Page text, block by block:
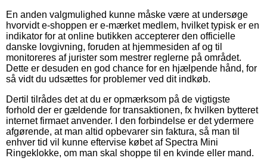
En anden valgmulighed kunne måske være at undersøge
hvorvidt e-shoppen er e-mærket medlem, hvilket typisk er en
indikator for at online butikken accepterer den officielle
danske lovgivning, foruden at hjemmesiden af og til
monitoreres af jurister som mestrer reglerne på området.
Dette er desuden en god chance for en hjælpende hånd, for
så vidt du udsættes for problemer ved dit indkøb.
Dertil tilrådes det at du er opmærksom på de vigtigste
forhold der er gældende for transaktionen, fx hvilken bytteret
internet firmaet anvender. I den forbindelse er det ydermere
afgørende, at man altid opbevarer sin faktura, så man til
enhver tid vil kunne eftervise købet af Spectra Mini
Ringeklokke, om man skal shoppe til en kvinde eller mand.